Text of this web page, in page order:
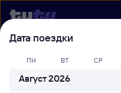
Выберите
билеты
Дата поездки
ПН ВТ СР
Август 2026